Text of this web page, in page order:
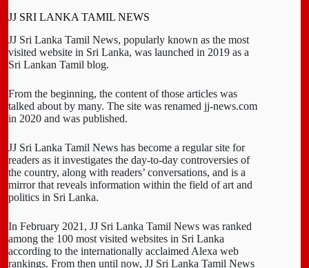
JJ SRI LANKA TAMIL NEWS
JJ Sri Lanka Tamil News, popularly known as the most
visited website in Sri Lanka, was launched in 2019 as a
Sri Lankan Tamil blog.
From the beginning, the content of those articles was
talked about by many. The site was renamed jj-news.com
in 2020 and was published.
JJ Sri Lanka Tamil News has become a regular site for
readers as it investigates the day-to-day controversies of
the country, along with readers’ conversations, and is a
mirror that reveals information within the field of art and
politics in Sri Lanka.
In February 2021, JJ Sri Lanka Tamil News was ranked
among the 100 most visited websites in Sri Lanka
according to the internationally acclaimed Alexa web
rankings. From then until now, JJ Sri Lanka Tamil News